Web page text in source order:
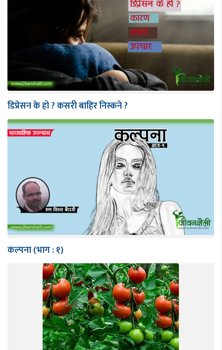
डिप्रेसन के हो ? कसरी बाहिर निस्कने ?
कल्पना (भाग : १)